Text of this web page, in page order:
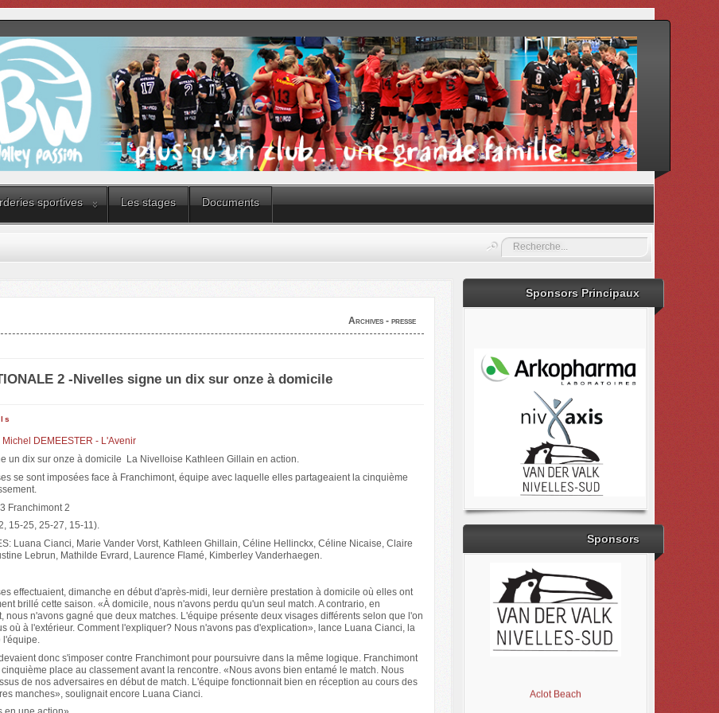
sportives Les stages Documents
Rechercher
Archives - presse
2 -Nivelles signe un dix sur onze à domicile
DEMEESTER - L'Avenir
un dix sur onze à domicile La Nivelloise Kathleen Gillain en action.
se sont imposées face à Franchimont, équipe avec laquelle elles partageaient la cinquième
Franchimont 2
15-25, 25-27, 15-11).
Luana Cianci, Marie Vander Vorst, Kathleen Ghillain, Céline Hellinckx, Céline Nicaise, Claire
Lebrun, Mathilde Evrard, Laurence Flamé, Kimberley Vanderhaegen.
effectuaient, dimanche en début d'après-midi, leur dernière prestation à domicile où elles ont
brillé cette saison. «À domicile, nous n'avons perdu qu'un seul match. A contrario, en
nous n'avons gagné que deux matches. L'équipe présente deux visages différents selon que l'on
où à l'extérieur. Comment l'expliquer? Nous n'avons pas d'explication», lance Luana Cianci, la
donc s'imposer contre Franchimont pour poursuivre dans la même logique. Franchimont
place au classement avant la rencontre. «Nous avons bien entamé le match. Nous
de nos adversaires en début de match. L'équipe fonctionnait bien en réception au cours des
manches», soulignait encore Luana Cianci.
Sponsors Principaux
Sponsors
Brabant Wallon
Aclot Beach